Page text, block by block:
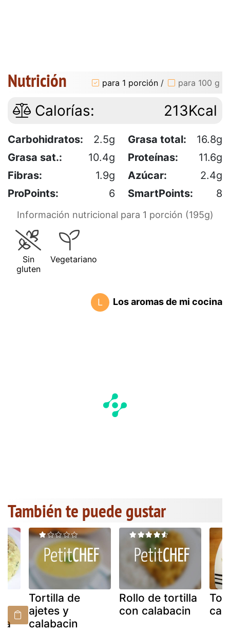
Nutrición para 1 porción / para 100 g
Calorías: 213Kcal
Carbohidratos: 2.5g Grasa total:
16.8g
Grasa sat.:
10.4g Proteínas:
11.6g
Fibras:
1.9g Azúcar:
2.4g
ProPoints:
6 SmartPoints: 8
Información nutricional para 1 porción (195g)
Sin
gluten
Vegetariano
L Los aromas de mi cocina
También te puede gustar
Tortilla de
ajetes y
calabacin
Rollo de tortilla
con calabacin